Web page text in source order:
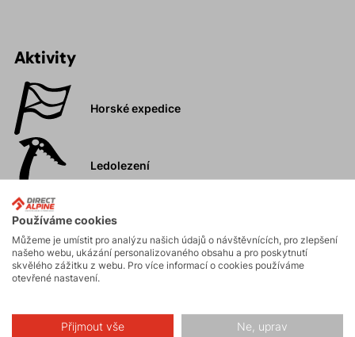
Aktivity
Horské expedice
Ledolezení
Skialpinismus
Turistika
Skalní lezení a
Používáme cookies
Můžeme je umístit pro analýzu našich údajů o návštěvnících, pro zlepšení
našeho webu, ukázání personalizovaného obsahu a pro poskytnutí
skvělého zážitku z webu. Pro více informací o cookies používáme
otevřené nastavení.
Přijmout vše Ne, uprav